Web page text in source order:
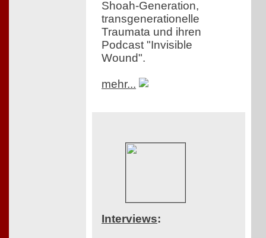
Shoah-Generation,
transgenerationelle
Traumata und ihren
Podcast "Invisible
Wound".
mehr...
Interviews: